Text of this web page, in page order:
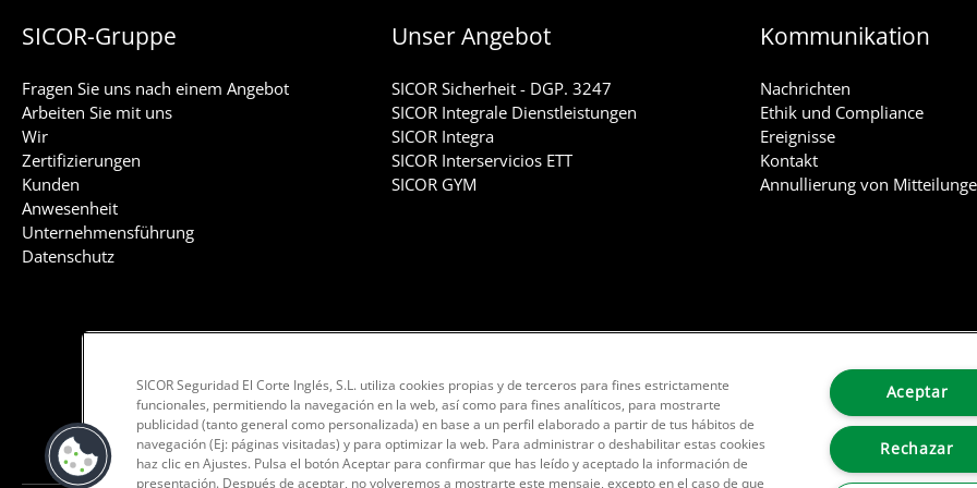
40-
Jubiläums.
SICOR-Gruppe
Fragen Sie uns nach einem Angebot
Arbeiten Sie mit uns
Wir
Zertifizierungen
Kunden
Anwesenheit
Unternehmensführung
Datenschutz
Unser Angebot
SICOR Sicherheit - DGP. 3247
SICOR Integrale Dienstleistungen
SICOR Integra
SICOR Interservicios ETT
SICOR GYM
Kommunikation
Nachrichten
Ethik und Compliance
Ereignisse
Kontakt
Annullierung von
SICOR Seguridad El Corte Inglés, S.L. utiliza cookies propias y de terceros para fines estrictamente
funcionales, permitiendo la navegación en la web, así como para fines analíticos, para mostrarte
publicidad (tanto general como personalizada) en base a un perfil elaborado a partir de tus hábitos de
navegación (Ej: páginas visitadas) y para optimizar la web. Para administrar o deshabilitar estas cookies
haz clic en Ajustes. Pulsa el botón Aceptar para confirmar que has leído y aceptado la información de
presentación. Después de aceptar, no volveremos a mostrarte este mensaje, excepto en el caso de que
Aceptar
Rechazar